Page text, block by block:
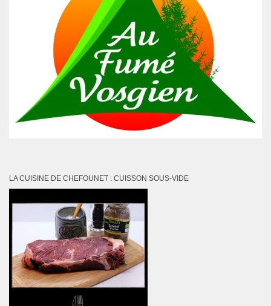
LA CUISINE DE CHEFOUNET : CUISSON SOUS-VIDE